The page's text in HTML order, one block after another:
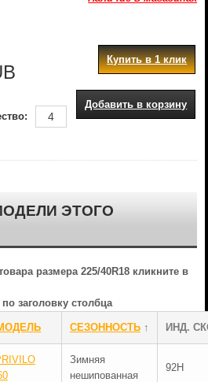
Купить в 1 клик
Добавить в корзину
ЭТОГО
размера 225/40R18 кликните в
заголовку столбца
СЕЗОННОСТЬ↑ ИНД.
Зимняя
нешипованная
92H